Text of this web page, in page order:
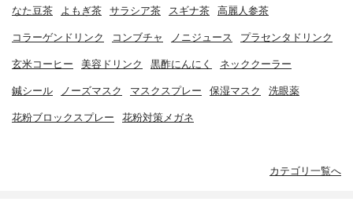
なた豆茶 よもぎ茶 サラシア茶 スギナ茶 高麗人参茶
コラーゲンドリンク コンブチャ ノニジュース プラセンタドリンク
玄米コーヒー 美容ドリンク 黒酢にんにく ネッククーラー
鍼シール ノーズマスク マスクスプレー 保湿マスク 洗眼薬
花粉ブロックスプレー 花粉対策メガネ
カテゴリ一覧へ